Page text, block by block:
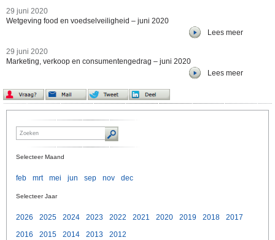
29 juni 2020
Wetgeving food en voedselveiligheid – juni 2020
Lees meer
29 juni 2020
Marketing, verkoop en consumentengedrag – juni 2020
Lees meer
Selecteer Maand
feb mrt mei jun sep nov dec
Selecteer Jaar
2026 2025 2024 2023 2022 2021 2020 2019 2018
2017
2016
2015 2014 2013 2012